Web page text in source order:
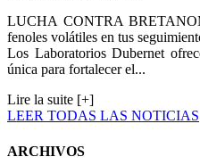
LUCHA CONTRA
fenoles volátiles en tus
Los Laboratorios Dubernet
única para fortalecer el...
Lire la suite [+]
LEER TODAS LAS NOTICIAS
ARCHIVOS